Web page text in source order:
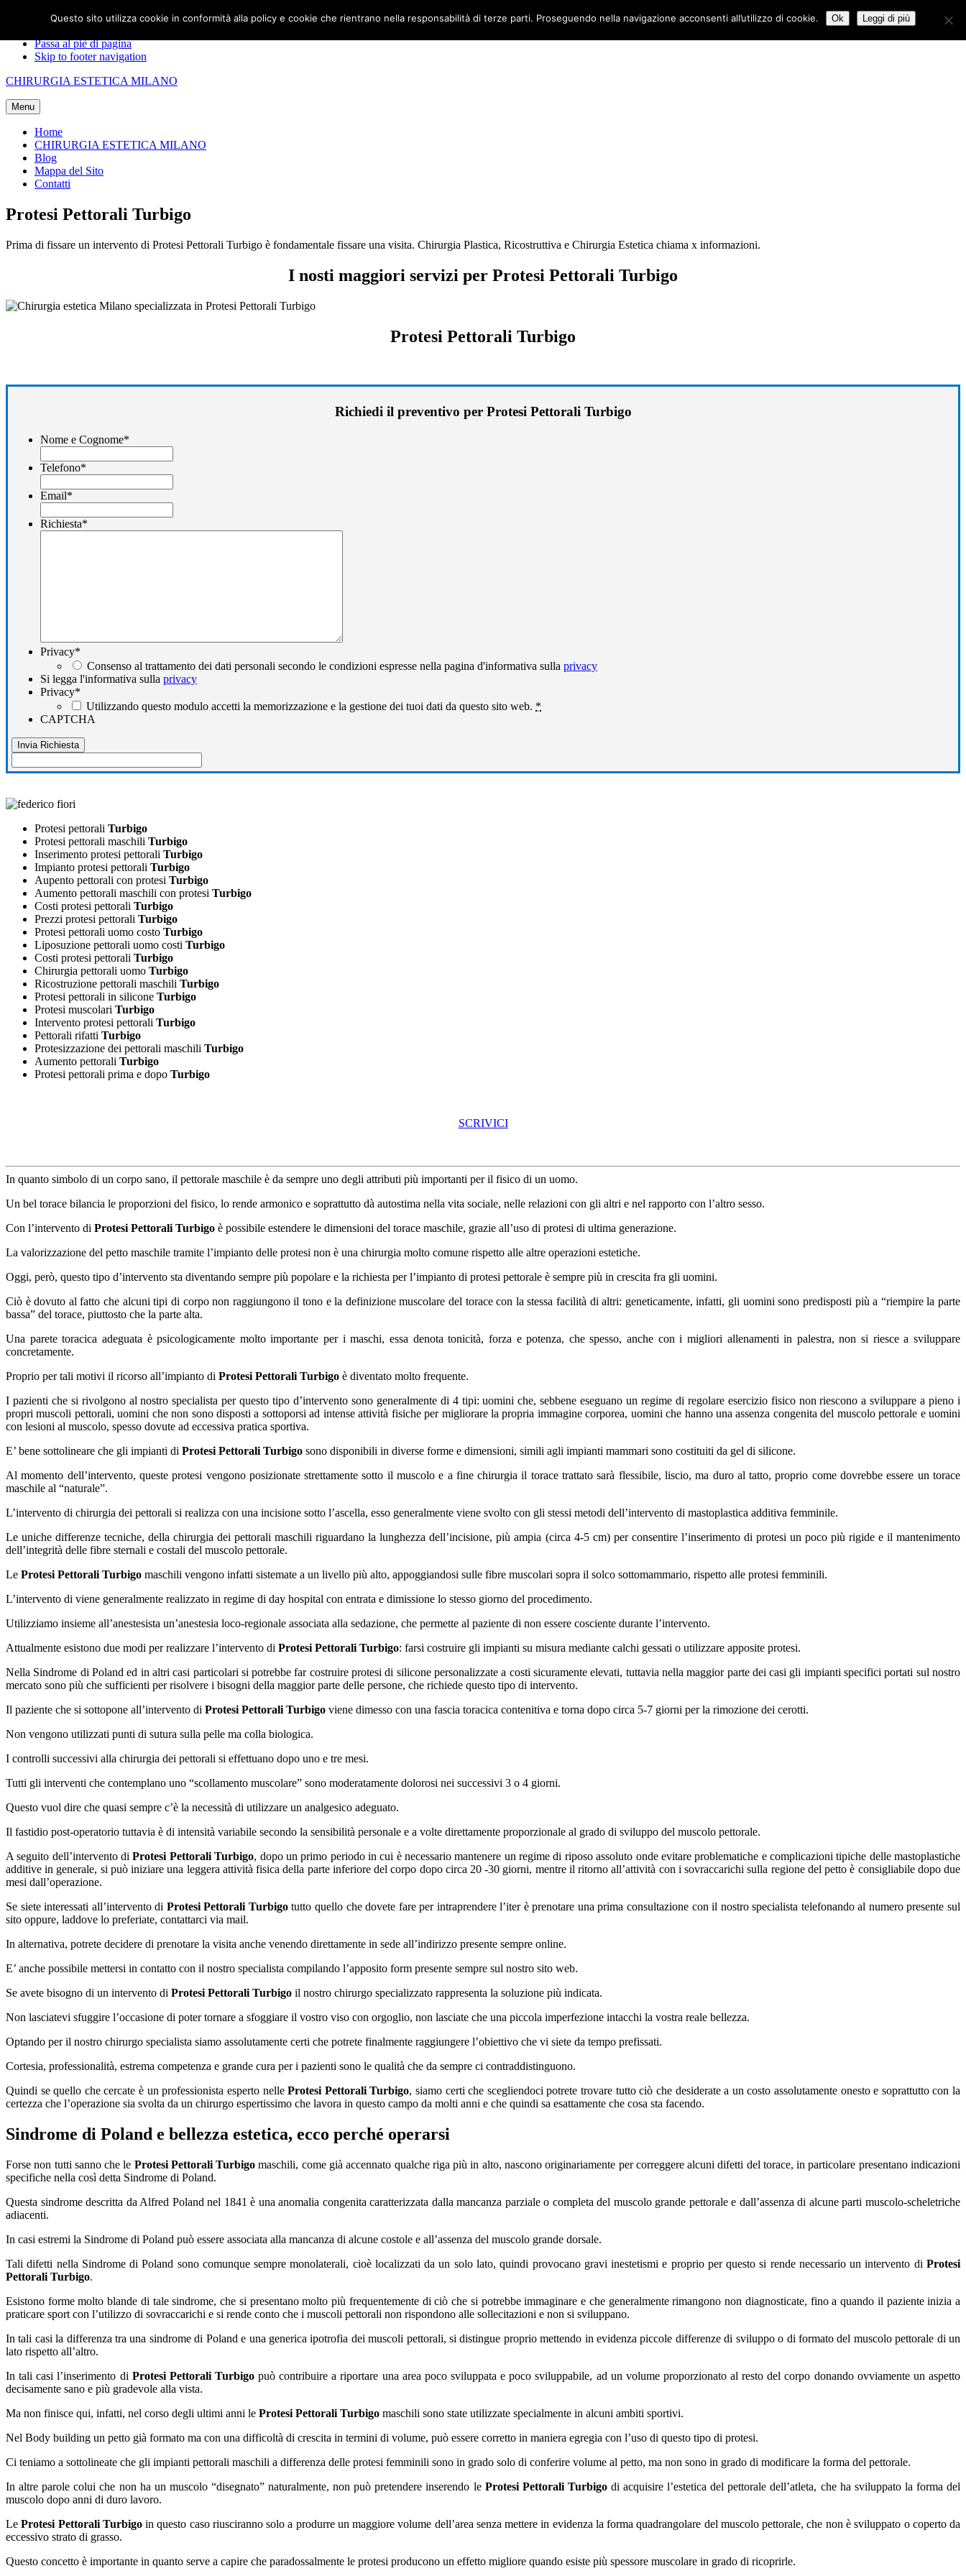
Passa alla navigazione primaria
Passa al piè di pagina
Skip to footer navigation
CHIRURGIA ESTETICA MILANO
Menu
Home
CHIRURGIA ESTETICA MILANO
Blog
Mappa del Sito
Contatti
Protesi Pettorali Turbigo
Prima di fissare un intervento di Protesi Pettorali Turbigo è fondamentale fissare una visita. Chirurgia Plastica, Ricostruttiva e Chirurgia Estetica chiama x informazioni.
I nosti maggiori servizi per Protesi Pettorali Turbigo
Protesi Pettorali Turbigo
Richiedi il preventivo per Protesi Pettorali Turbigo
Nome e Cognome*
Telefono*
Email*
Richiesta*
Privacy*
Consenso al trattamento dei dati personali secondo le condizioni espresse nella pagina d'informativa sulla privacy
Si legga l'informativa sulla privacy
Privacy*
Utilizzando questo modulo accetti la memorizzazione e la gestione dei tuoi dati da questo sito web. *
CAPTCHA
Protesi pettorali Turbigo
Protesi pettorali maschili Turbigo
Inserimento protesi pettorali Turbigo
Impianto protesi pettorali Turbigo
Aupento pettorali con protesi Turbigo
Aumento pettorali maschili con protesi Turbigo
Costi protesi pettorali Turbigo
Prezzi protesi pettorali Turbigo
Protesi pettorali uomo costo Turbigo
Liposuzione pettorali uomo costi Turbigo
Costi protesi pettorali Turbigo
Chirurgia pettorali uomo Turbigo
Ricostruzione pettorali maschili Turbigo
Protesi pettorali in silicone Turbigo
Protesi muscolari Turbigo
Intervento protesi pettorali Turbigo
Pettorali rifatti Turbigo
Protesizzazione dei pettorali maschili Turbigo
Aumento pettorali Turbigo
Protesi pettorali prima e dopo Turbigo
SCRIVICI
In quanto simbolo di un corpo sano, il pettorale maschile è da sempre uno degli attributi più importanti per il fisico di un uomo.
Un bel torace bilancia le proporzioni del fisico, lo rende armonico e soprattutto dà autostima nella vita sociale, nelle relazioni con gli altri e nel rapporto con l’altro sesso.
Con l’intervento di Protesi Pettorali Turbigo è possibile estendere le dimensioni del torace maschile, grazie all’uso di protesi di ultima generazione.
La valorizzazione del petto maschile tramite l’impianto delle protesi non è una chirurgia molto comune rispetto alle altre operazioni estetiche.
Oggi, però, questo tipo d’intervento sta diventando sempre più popolare e la richiesta per l’impianto di protesi pettorale è sempre più in crescita fra gli uomini.
Ciò è dovuto al fatto che alcuni tipi di corpo non raggiungono il tono e la definizione muscolare del torace con la stessa facilità di altri: geneticamente, infatti, gli uomini sono predisposti più a “riempire la parte
bassa” del torace, piuttosto che la parte alta.
Una parete toracica adeguata è psicologicamente molto importante per i maschi, essa denota tonicità, forza e potenza, che spesso, anche con i migliori allenamenti in palestra, non si riesce a sviluppare
concretamente.
Proprio per tali motivi il ricorso all’impianto di Protesi Pettorali Turbigo è diventato molto frequente.
I pazienti che si rivolgono al nostro specialista per questo tipo d’intervento sono generalmente di 4 tipi: uomini che, sebbene eseguano un regime di regolare esercizio fisico non riescono a sviluppare a pieno i
propri muscoli pettorali, uomini che non sono disposti a sottoporsi ad intense attività fisiche per migliorare la propria immagine corporea, uomini che hanno una assenza congenita del muscolo pettorale e uomini
con lesioni al muscolo, spesso dovute ad eccessiva pratica sportiva.
E’ bene sottolineare che gli impianti di Protesi Pettorali Turbigo sono disponibili in diverse forme e dimensioni, simili agli impianti mammari sono costituiti da gel di silicone.
Al momento dell’intervento, queste protesi vengono posizionate strettamente sotto il muscolo e a fine chirurgia il torace trattato sarà flessibile, liscio, ma duro al tatto, proprio come dovrebbe essere un torace
maschile al “naturale”.
L’intervento di chirurgia dei pettorali si realizza con una incisione sotto l’ascella, esso generalmente viene svolto con gli stessi metodi dell’intervento di mastoplastica additiva femminile.
Le uniche differenze tecniche, della chirurgia dei pettorali maschili riguardano la lunghezza dell’incisione, più ampia (circa 4-5 cm) per consentire l’inserimento di protesi un poco più rigide e il mantenimento
dell’integrità delle fibre sternali e costali del muscolo pettorale.
Le Protesi Pettorali Turbigo maschili vengono infatti sistemate a un livello più alto, appoggiandosi sulle fibre muscolari sopra il solco sottomammario, rispetto alle protesi femminili.
L’intervento di viene generalmente realizzato in regime di day hospital con entrata e dimissione lo stesso giorno del procedimento.
Utilizziamo insieme all’anestesista un’anestesia loco-regionale associata alla sedazione, che permette al paziente di non essere cosciente durante l’intervento.
Attualmente esistono due modi per realizzare l’intervento di Protesi Pettorali Turbigo: farsi costruire gli impianti su misura mediante calchi gessati o utilizzare apposite protesi.
Nella Sindrome di Poland ed in altri casi particolari si potrebbe far costruire protesi di silicone personalizzate a costi sicuramente elevati, tuttavia nella maggior parte dei casi gli impianti specifici portati sul nostro
mercato sono più che sufficienti per risolvere i bisogni della maggior parte delle persone, che richiede questo tipo di intervento.
Il paziente che si sottopone all’intervento di Protesi Pettorali Turbigo viene dimesso con una fascia toracica contenitiva e torna dopo circa 5-7 giorni per la rimozione dei cerotti.
Non vengono utilizzati punti di sutura sulla pelle ma colla biologica.
I controlli successivi alla chirurgia dei pettorali si effettuano dopo uno e tre mesi.
Tutti gli interventi che contemplano uno “scollamento muscolare” sono moderatamente dolorosi nei successivi 3 o 4 giorni.
Questo vuol dire che quasi sempre c’è la necessità di utilizzare un analgesico adeguato.
Il fastidio post-operatorio tuttavia è di intensità variabile secondo la sensibilità personale e a volte direttamente proporzionale al grado di sviluppo del muscolo pettorale.
A seguito dell’intervento diProtesi Pettorali Turbigo, dopo un primo periodo in cui è necessario mantenere un regime di riposo assoluto onde evitare problematiche e complicazioni tipiche delle mastoplastiche
additive in generale, si può iniziare una leggera attività fisica della parte inferiore del corpo dopo circa 20 -30 giorni, mentre il ritorno all’attività con i sovraccarichi sulla regione del petto è consigliabile dopo due
mesi dall’operazione.
Se siete interessati all’intervento di Protesi Pettorali Turbigotutto quello che dovete fare per intraprendere l’iter è prenotare una prima consultazione con il nostro specialista telefonando al numero presente sul
sito oppure, laddove lo preferiate, contattarci via mail.
In alternativa, potrete decidere di prenotare la visita anche venendo direttamente in sede all’indirizzo presente sempre online.
E’ anche possibile mettersi in contatto con il nostro specialista compilando l’apposito form presente sempre sul nostro sito web.
Se avete bisogno di un intervento di Protesi Pettorali Turbigo il nostro chirurgo specializzato rappresenta la soluzione più indicata.
Non lasciatevi sfuggire l’occasione di poter tornare a sfoggiare il vostro viso con orgoglio, non lasciate che una piccola imperfezione intacchi la vostra reale bellezza.
Optando per il nostro chirurgo specialista siamo assolutamente certi che potrete finalmente raggiungere l’obiettivo che vi siete da tempo prefissati.
Cortesia, professionalità, estrema competenza e grande cura per i pazienti sono le qualità che da sempre ci contraddistinguono.
Quindi se quello che cercate è un professionista esperto nelleProtesi Pettorali Turbigo, siamo certi che scegliendoci potrete trovare tutto ciò che desiderate a un costo assolutamente onesto e soprattutto con la
certezza che l’operazione sia svolta da un chirurgo espertissimo che lavora in questo campo da molti anni e che quindi sa esattamente che cosa sta facendo.
Sindrome di Poland e bellezza estetica, ecco perché operarsi
Forse non tutti sanno che le Protesi Pettorali Turbigo maschili, come già accennato qualche riga più in alto, nascono originariamente per correggere alcuni difetti del torace, in particolare presentano indicazioni
specifiche nella così detta Sindrome di Poland.
Questa sindrome descritta da Alfred Poland nel 1841 è una anomalia congenita caratterizzata dalla mancanza parziale o completa del muscolo grande pettorale e dall’assenza di alcune parti muscolo-scheletriche
adiacenti.
In casi estremi la Sindrome di Poland può essere associata alla mancanza di alcune costole e all’assenza del muscolo grande dorsale.
Tali difetti nella Sindrome di Poland sono comunque sempre monolaterali, cioè localizzati da un solo lato, quindi provocano gravi inestetismi e proprio per questo si rende necessario un intervento di Protesi
Pettorali Turbigo.
Esistono forme molto blande di tale sindrome, che si presentano molto più frequentemente di ciò che si potrebbe immaginare e che generalmente rimangono non diagnosticate, fino a quando il paziente inizia a
praticare sport con l’utilizzo di sovraccarichi e si rende conto che i muscoli pettorali non rispondono alle sollecitazioni e non si sviluppano.
In tali casi la differenza tra una sindrome di Poland e una generica ipotrofia dei muscoli pettorali, si distingue proprio mettendo in evidenza piccole differenze di sviluppo o di formato del muscolo pettorale di un
lato rispetto all’altro.
In tali casi l’inserimento di Protesi Pettorali Turbigopuò contribuire a riportare una area poco sviluppata e poco sviluppabile, ad un volume proporzionato al resto del corpo donando ovviamente un aspetto
decisamente sano e più gradevole alla vista.
Ma non finisce qui, infatti, nel corso degli ultimi anni le Protesi Pettorali Turbigo maschili sono state utilizzate specialmente in alcuni ambiti sportivi.
Nel Body building un petto già formato ma con una difficoltà di crescita in termini di volume, può essere corretto in maniera egregia con l’uso di questo tipo di protesi.
Ci teniamo a sottolineate che gli impianti pettorali maschili a differenza delle protesi femminili sono in grado solo di conferire volume al petto, ma non sono in grado di modificare la forma del pettorale.
In altre parole colui che non ha un muscolo “disegnato” naturalmente, non può pretendere inserendo le Protesi Pettorali Turbigodi acquisire l’estetica del pettorale dell’atleta, che ha sviluppato la forma del
muscolo dopo anni di duro lavoro.
LeProtesi Pettorali Turbigoin questo caso riusciranno solo a produrre un maggiore volume dell’area senza mettere in evidenza la forma quadrangolare del muscolo pettorale, che non è sviluppato o coperto da
eccessivo strato di grasso.
Questo concetto è importante in quanto serve a capire che paradossalmente le protesi producono un effetto migliore quando esiste più spessore muscolare in grado di ricoprirle.
Questo sito utilizza cookie in conformità alla policy e cookie che rientrano nella responsabilità di terze parti. Proseguendo nella navigazione acconsenti all’utilizzo di cookie. Ok Leggi di più